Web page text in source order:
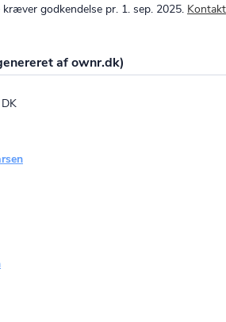
godkendelse pr. 1. sep. 2025.
af ownr.dk)